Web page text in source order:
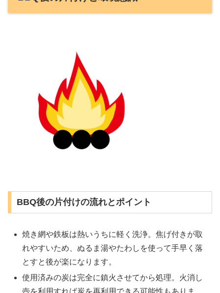
BBQ後の片付けの流れとポイント
焼き網や鉄板は熱いうちに軽く洗浄。焦げ付きが取
れやすいため、ぬるま湯やたわしを使って手早く落
とすと後が楽になります。
使用済みの炭は完全に鎮火させてから処理。火消し
壺を利用すれば炭を再利用できる可能性もありま